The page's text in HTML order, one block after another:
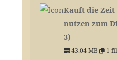
Kauft die Zeit
nutzen zum
3)
43.04 MB 1